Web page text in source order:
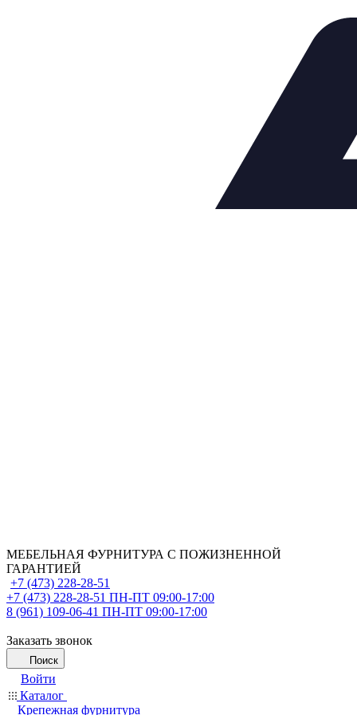
МЕБЕЛЬНАЯ ФУРНИТУРА С ПОЖИЗНЕННОЙ
ГАРАНТИЕЙ
+7 (473) 228-28-51
+7 (473) 228-28-51 ПН-ПТ 09:00-17:00
8 (961) 109-06-41 ПН-ПТ 09:00-17:00
Заказать звонок
Поиск
Войти
Каталог
Крепежная фурнитура